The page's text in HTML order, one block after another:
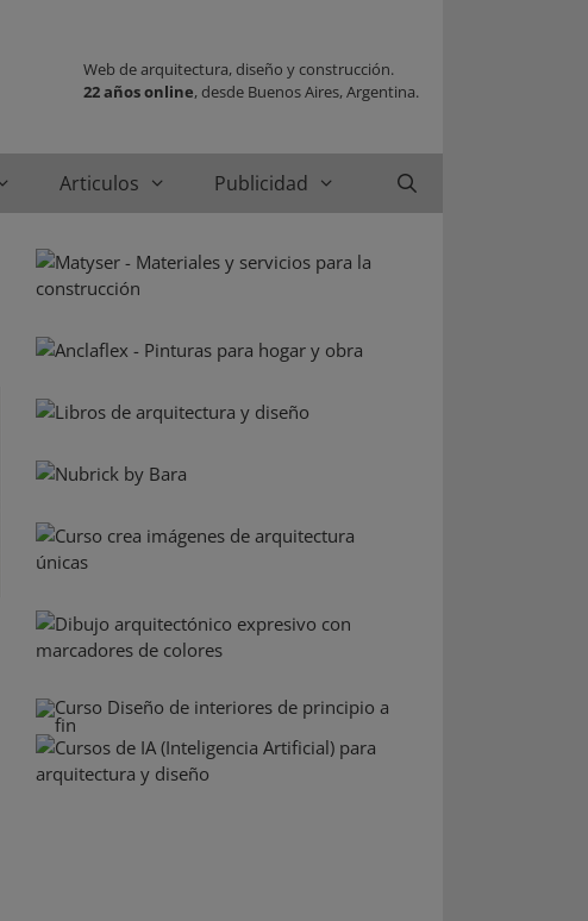
Web de arquitectura, diseño y construcción.
22 años online, desde Buenos Aires, Argentina.
Articulos Publicidad